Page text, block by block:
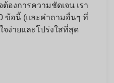
ต้องการความชัดเจน เรา
ข้อนี้ (และคำถามอื่นๆ ที่
ง่ายและโปร่งใสที่สุด